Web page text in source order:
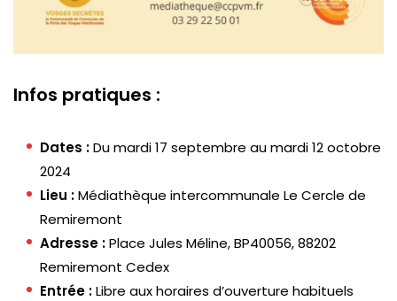
Infos pratiques :
Dates :Du mardi 17 septembre au mardi 12 octobre
2024
Lieu :Médiathèque intercommunale Le Cercle de
Remiremont
Adresse :Place Jules Méline, BP40056, 88202
Remiremont Cedex
Entrée :Libre aux horaires d’ouverture habituels